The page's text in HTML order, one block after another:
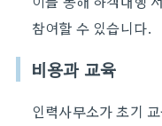
참여할 수 있습니다.
비용과 교육
인력사무소가 초기